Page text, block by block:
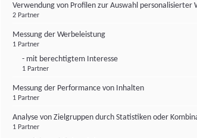
Verwendung von Profilen zur Auswahl personalisierter
2 Partner
Messung der Werbeleistung
1 Partner
- mit berechtigtem Interesse
1 Partner
Messung der Performance von Inhalten
1 Partner
Analyse von Zielgruppen durch Statistiken oder
1 Partner